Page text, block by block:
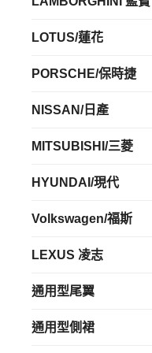
LOTUS/蓮花
PORSCHE/保時捷
NISSAN/日產
MITSUBISHI/三菱
HYUNDAI/現代
Volkswagen/福斯
LEXUS 凌志
通用型尾翼
通用型側裙